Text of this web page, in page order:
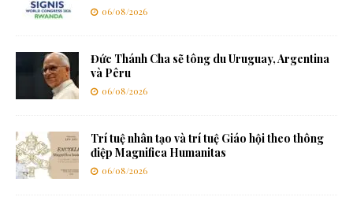
06/08/2026
Đức Thánh Cha sẽ tông du Uruguay, Argentina
và Pêru
06/08/2026
Trí tuệ nhân tạo và trí tuệ Giáo hội theo thông
điệp Magnifica Humanitas
06/08/2026